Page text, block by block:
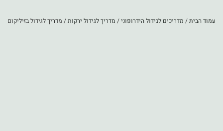
עמוד הבית/ מדריכים לגידול הידרופוני/ מדריך לגידול ירקות/ מדריך לגידול בזיליקום